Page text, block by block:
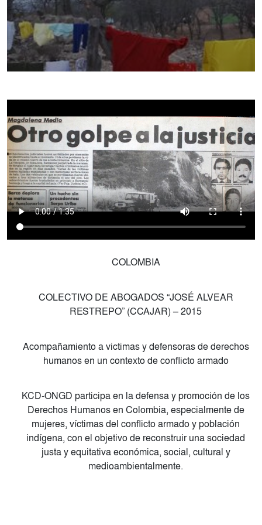
COLOMBIA
COLECTIVO DE ABOGADOS “JOSÉ ALVEAR
RESTREPO” (CCAJAR) – 2015
Acompañamiento a victimas y defensoras de derechos
humanos en un contexto de conflicto armado
KCD-ONGD participa en la defensa y promoción de los
Derechos Humanos en Colombia, especialmente de
mujeres, víctimas del conflicto armado y población
indígena, con el objetivo de reconstruir una sociedad
justa y equitativa económica, social, cultural y
medioambientalmente.